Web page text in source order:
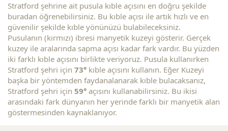
Stratford şehrine ait pusula kıble açısını en doğru şekilde
buradan öğrenebilirsiniz. Bu kıble açısı ile artık hızlı ve en
güvenilir şekilde kıble yönünüzü bulabileceksiniz.
Pusulanın (kırmızı) ibresi manyetik kuzeyi gösterir. Gerçek
kuzey ile aralarında sapma açısı kadar fark vardır. Bu yüzden
iki farklı kıble açısını birlikte veriyoruz. Pusula kullanırken
Stratford şehri için 73° kıble açısını kullanın. Eğer Kuzeyi
başka bir yöntemden faydanalanarak kıble bulacaksanız,
Stratford şehri için 59° açısını kullanabilirsiniz. Bu ikisi
arasındaki fark dünyanın her yerinde farklı bir manyetik alan
göstermesinden kaynaklanıyor.